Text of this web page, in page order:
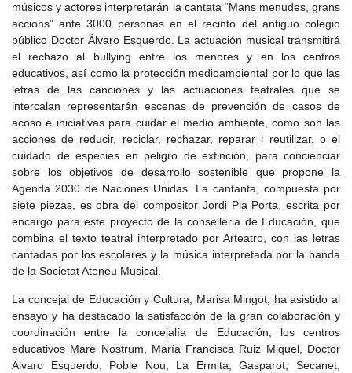
músicos y actores interpretarán la cantata “Mans menudes, grans
accions” ante 3000 personas en el recinto del antiguo colegio
público Doctor Álvaro Esquerdo. La actuación musical transmitirá
el rechazo al bullying entre los menores y en los centros
educativos, así como la protección medioambiental por lo que las
letras de las canciones y las actuaciones teatrales que se
intercalan representarán escenas de prevención de casos de
acoso e iniciativas para cuidar el medio ambiente, como son las
acciones de reducir, reciclar, rechazar, reparar i reutilizar, o el
cuidado de especies en peligro de extinción, para concienciar
sobre los objetivos de desarrollo sostenible que propone la
Agenda 2030 de Naciones Unidas. La cantanta, compuesta por
siete piezas, es obra del compositor Jordi Pla Porta, escrita por
encargo para este proyecto de la conselleria de Educación, que
combina el texto teatral interpretado por Arteatro, con las letras
cantadas por los escolares y la música interpretada por la banda
de la Societat Ateneu Musical.
La concejal de Educación y Cultura, Marisa Mingot, ha asistido al
ensayo y ha destacado la satisfacción de la gran colaboración y
coordinación entre la concejalía de Educación, los centros
educativos Mare Nostrum, María Francisca Ruiz Miquel, Doctor
Álvaro Esquerdo, Poble Nou, La Ermita, Gasparot, Secanet,